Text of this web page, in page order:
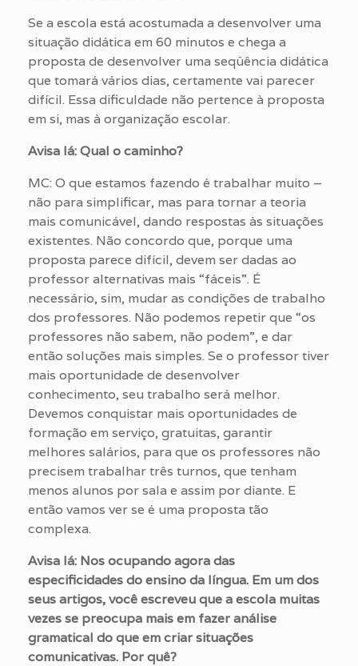
Se a escola está acostumada a desenvolver uma
situação didática em 60 minutos e chega a
proposta de desenvolver uma seqüência didática
que tomará vários dias, certamente vai parecer
difícil. Essa dificuldade não pertence à proposta
em si, mas à organização escolar.
Avisa lá: Qual o caminho?
MC: O que estamos fazendo é trabalhar muito –
não para simplificar, mas para tornar a teoria
mais comunicável, dando respostas às situações
existentes. Não concordo que, porque uma
proposta parece difícil, devem ser dadas ao
professor alternativas mais “fáceis”. É
necessário, sim, mudar as condições de trabalho
dos professores. Não podemos repetir que “os
professores não sabem, não podem”, e dar
então soluções mais simples. Se o professor tiver
mais oportunidade de desenvolver
conhecimento, seu trabalho será melhor.
Devemos conquistar mais oportunidades de
formação em serviço, gratuitas, garantir
melhores salários, para que os professores não
precisem trabalhar três turnos, que tenham
menos alunos por sala e assim por diante. E
então vamos ver se é uma proposta tão
complexa.
Avisa lá: Nos ocupando agora das
especificidades do ensino da língua. Em um dos
seus artigos, você escreveu que a escola muitas
vezes se preocupa mais em fazer análise
gramatical do que em criar situações
comunicativas. Por quê?